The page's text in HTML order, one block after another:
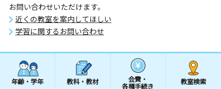
お問い合わせいただけます。
近くの教室を案内してほしい
学習に関するお問い合わせ
年齢・学年 教科・教材 会費・
各種手続き
教室検索